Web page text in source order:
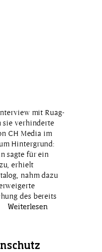
mit Ruag-
sie verhinderte
CH Media im
Hintergrund:
sagte für ein
erhielt
nahm dazu
des bereits
Weiterlesen